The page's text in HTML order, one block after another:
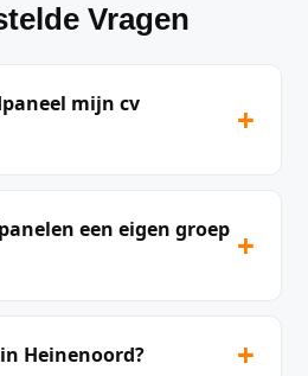
Vragen
mijn cv
+
een eigen groep +
Heinenoord? +